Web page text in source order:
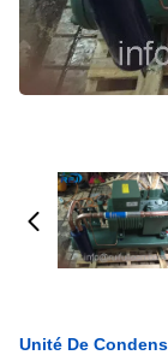
Unité De